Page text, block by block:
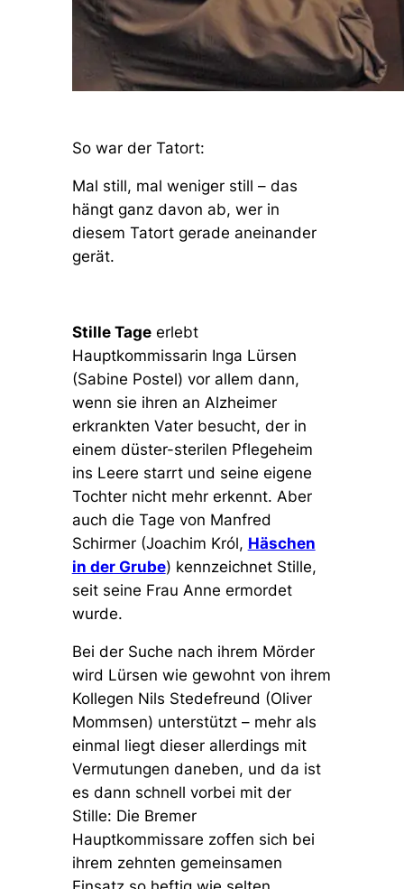
So war der Tatort:
Mal still, mal weniger still – das
hängt ganz davon ab, wer in
diesem Tatort gerade aneinander
gerät.
Stille Tageerlebt
Hauptkommissarin Inga Lürsen
(Sabine Postel) vor allem dann,
wenn sie ihren an Alzheimer
erkrankten Vater besucht, der in
einem düster-sterilen Pflegeheim
ins Leere starrt und seine eigene
Tochter nicht mehr erkennt. Aber
auch die Tage von Manfred
Schirmer (Joachim Król, Häschen
in der Grube) kennzeichnet Stille,
seit seine Frau Anne ermordet
wurde.
Bei der Suche nach ihrem Mörder
wird Lürsen wie gewohnt von ihrem
Kollegen Nils Stedefreund (Oliver
Mommsen) unterstützt – mehr als
einmal liegt dieser allerdings mit
Vermutungen daneben, und da ist
es dann schnell vorbei mit der
Stille: Die Bremer
Hauptkommissare zoffen sich bei
ihrem zehnten gemeinsamen